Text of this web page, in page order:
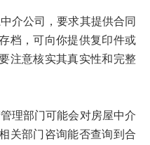
公司，要求其提供合同
档，可向你提供复印件或
注意核实其真实性和完整
部门可能会对房屋中介
关部门咨询能否查询到合